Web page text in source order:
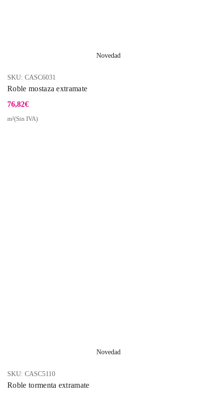
Novedad
SKU: CASC6031
Roble mostaza extramate
76,82€
m²(Sin IVA)
Novedad
SKU: CASC5110
Roble tormenta extramate